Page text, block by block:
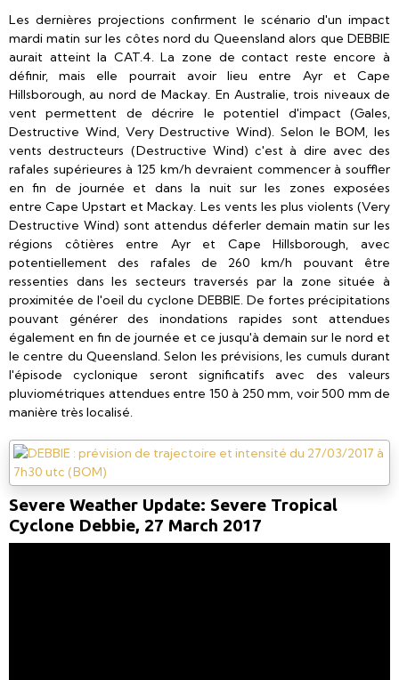
Les dernières projections confirment le scénario d'un impact
mardi matin sur les côtes nord du Queensland alors que DEBBIE
aurait atteint la CAT.4. La zone de contact reste encore à
définir, mais elle pourrait avoir lieu entre Ayr et Cape
Hillsborough, au nord de Mackay. En Australie, trois niveaux de
vent permettent de décrire le potentiel d'impact (Gales,
Destructive Wind, Very Destructive Wind). Selon le BOM, les
vents destructeurs (Destructive Wind) c'est à dire avec des
rafales supérieures à 125 km/h devraient commencer à souffler
en fin de journée et dans la nuit sur les zones exposées
entre Cape Upstart et Mackay. Les vents les plus violents (Very
Destructive Wind) sont attendus déferler demain matin sur les
régions côtières entre Ayr et Cape Hillsborough, avec
potentiellement des rafales de 260 km/h pouvant être
ressenties dans les secteurs traversés par la zone située à
proximitée de l'oeil du cyclone DEBBIE. De fortes précipitations
pouvant générer des inondations rapides sont attendues
également en fin de journée et ce jusqu'à demain sur le nord et
le centre du Queensland. Selon les prévisions, les cumuls durant
l'épisode cyclonique seront significatifs avec des valeurs
pluviométriques attendues entre 150 à 250 mm, voir 500 mm de
manière très localisé.
Severe Weather Update: Severe Tropical
Cyclone Debbie, 27 March 2017